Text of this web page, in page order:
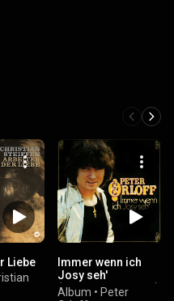
Liebe
Immer wenn ich
Josy seh'
(Remastered 2023)
Album • Peter